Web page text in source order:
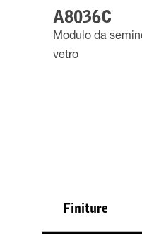
A8036C
Modulo da
vetro
Finiture